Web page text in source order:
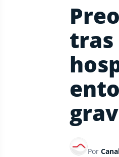
tras
Por